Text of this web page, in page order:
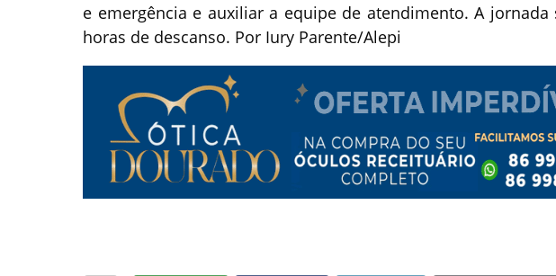
e emergência e auxiliar a equipe de atendimento. A
horas de descanso. Por Iury Parente/Alepi